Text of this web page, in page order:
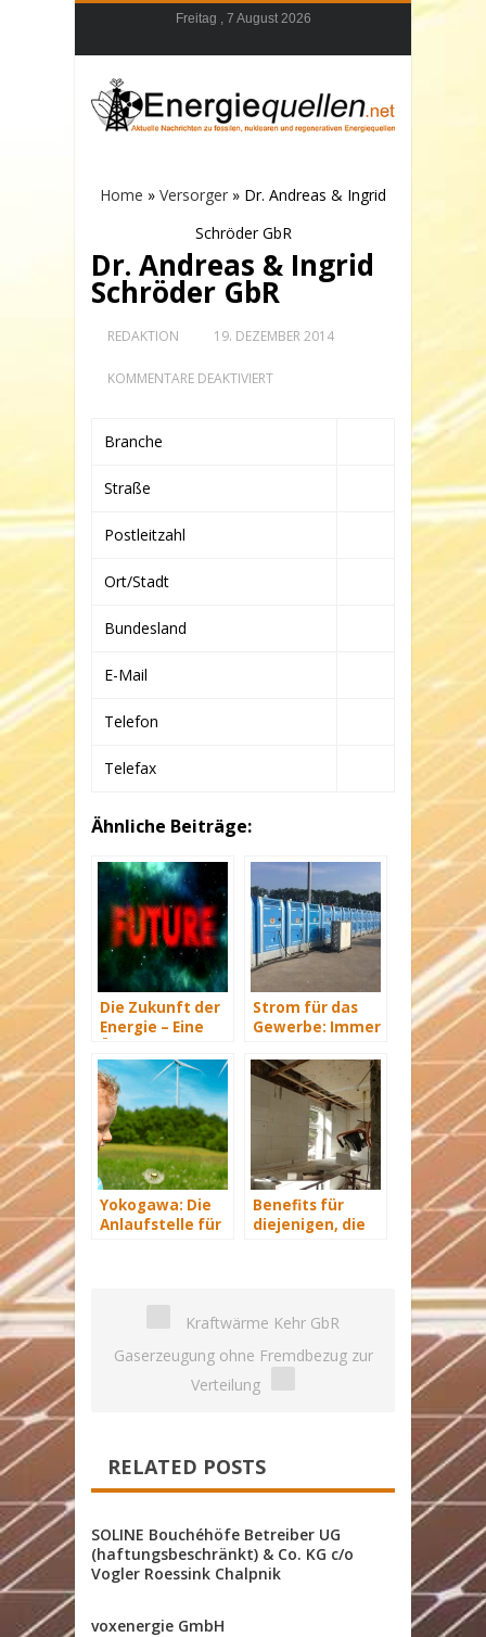
Freitag , 7 August 2026
Home » Versorger » Dr. Andreas & Ingrid
Schröder GbR
Dr. Andreas & Ingrid
Schröder GbR
REDAKTION 19. DEZEMBER 2014
KOMMENTARE DEAKTIVIERTFÜR
Branche
Straße
Postleitzahl
Ort/Stadt
Bundesland
E-Mail
Telefon
Telefax
Ähnliche Beiträge:
Die Zukunft der
Energie – Eine
Strom für das
Gewerbe: Immer
versorgt
Yokogawa: Die
Anlaufstelle für
Energiemanagement
Benefits für
diejenigen, die
Kraftwärme Kehr GbR
Gaserzeugung ohne Fremdbezug zur
Verteilung
RELATED POSTS
SOLINE Bouchéhöfe Betreiber UG
(haftungsbeschränkt) & Co. KG c/o
Vogler Roessink Chalpnik
voxenergie GmbH